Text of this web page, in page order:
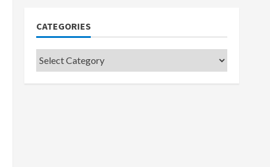
CATEGORIES
Categories